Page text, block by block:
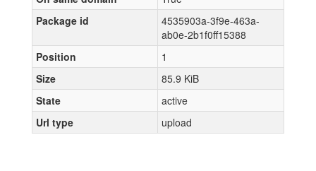
Package id
4535903a-3f9e-463a-
ab0e-2b1f0ff15388
Position
1
Size
85.9 KiB
State
active
Url type
upload